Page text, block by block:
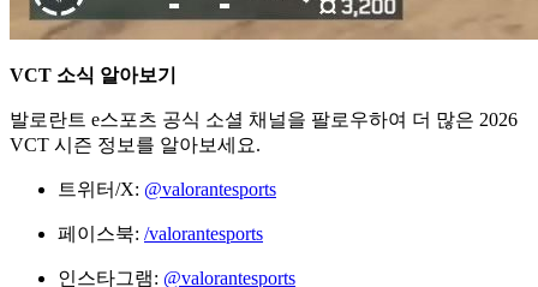
VCT 소식 알아보기
발로란트 e스포츠 공식 소셜 채널을 팔로우하여 더 많은 2026
VCT 시즌 정보를 알아보세요.
트위터/X: @valorantesports
페이스북: /valorantesports
인스타그램: @valorantesports